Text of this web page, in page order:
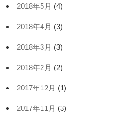
2018年5月 (4)
2018年4月 (3)
2018年3月 (3)
2018年2月 (2)
2017年12月 (1)
2017年11月 (3)